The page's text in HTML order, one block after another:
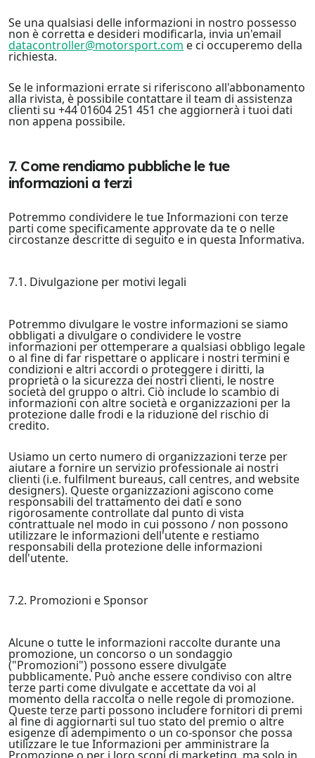
Se una qualsiasi delle informazioni in nostro possesso
non è corretta e desideri modificarla, invia un'email
datacontroller@motorsport.com e ci occuperemo della
richiesta.
Se le informazioni errate si riferiscono all'abbonamento
alla rivista, è possibile contattare il team di assistenza
clienti su +44 01604 251 451 che aggiornerà i tuoi dati
non appena possibile.
7. Come rendiamo pubbliche le tue
informazioni a terzi
Potremmo condividere le tue Informazioni con terze
parti come specificamente approvate da te o nelle
circostanze descritte di seguito e in questa Informativa.
7.1. Divulgazione per motivi legali
Potremmo divulgare le vostre informazioni se siamo
obbligati a divulgare o condividere le vostre
informazioni per ottemperare a qualsiasi obbligo legale
o al fine di far rispettare o applicare i nostri termini e
condizioni e altri accordi o proteggere i diritti, la
proprietà o la sicurezza dei nostri clienti, le nostre
società del gruppo o altri. Ciò include lo scambio di
informazioni con altre società e organizzazioni per la
protezione dalle frodi e la riduzione del rischio di
credito.
Usiamo un certo numero di organizzazioni terze per
aiutare a fornire un servizio professionale ai nostri
clienti (i.e. fulfilment bureaus, call centres, and website
designers). Queste organizzazioni agiscono come
responsabili del trattamento dei dati e sono
rigorosamente controllate dal punto di vista
contrattuale nel modo in cui possono / non possono
utilizzare le informazioni dell'utente e restiamo
responsabili della protezione delle informazioni
dell'utente.
7.2. Promozioni e Sponsor
Alcune o tutte le informazioni raccolte durante una
promozione, un concorso o un sondaggio
("Promozioni") possono essere divulgate
pubblicamente. Può anche essere condiviso con altre
terze parti come divulgate e accettate da voi al
momento della raccolta o nelle regole di promozione.
Queste terze parti possono includere fornitori di premi
al fine di aggiornarti sul tuo stato del premio o altre
esigenze di adempimento o un co-sponsor che possa
utilizzare le tue Informazioni per amministrare la